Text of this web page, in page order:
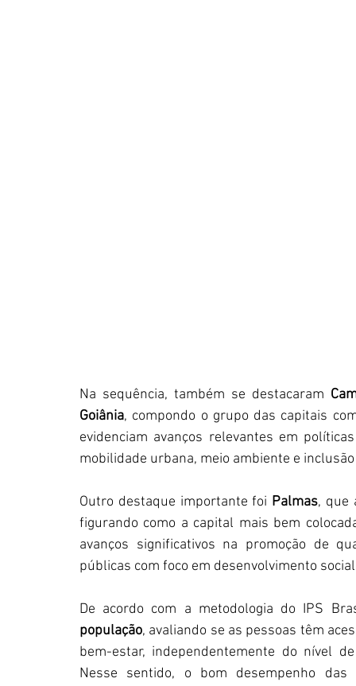
Na sequência, também se destacaram
Goiânia, compondo o grupo das capitais
evidenciam avanços relevantes em
mobilidade urbana, meio ambiente e
Outro destaque importante foi Palmas, que
figurando como a capital mais bem
avanços significativos na promoção de
públicas com foco em desenvolvimento
De acordo com a metodologia do IPS
população, avaliando se as pessoas têm
bem-estar, independentemente do nível
Nesse sentido, o bom desempenho